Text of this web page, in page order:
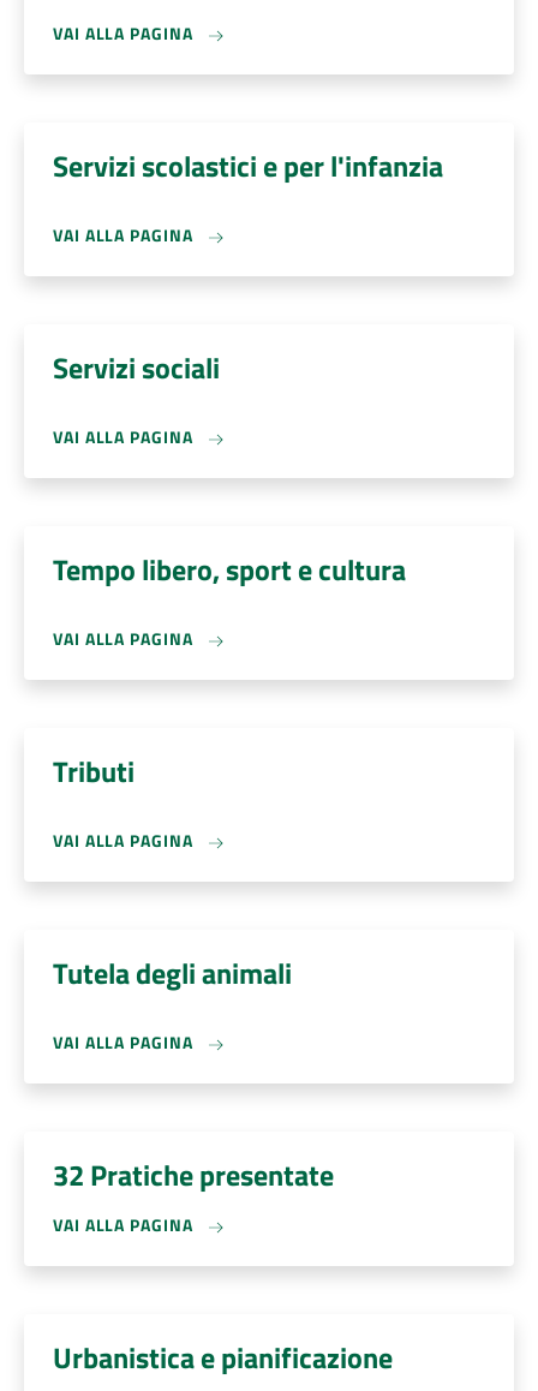
VAI ALLA PAGINA
Servizi scolastici e per l'infanzia
VAI ALLA PAGINA
Servizi sociali
VAI ALLA PAGINA
Tempo libero, sport e cultura
VAI ALLA PAGINA
Tributi
VAI ALLA PAGINA
Tutela degli animali
VAI ALLA PAGINA
32 Pratiche presentate
VAI ALLA PAGINA
Urbanistica e pianificazione